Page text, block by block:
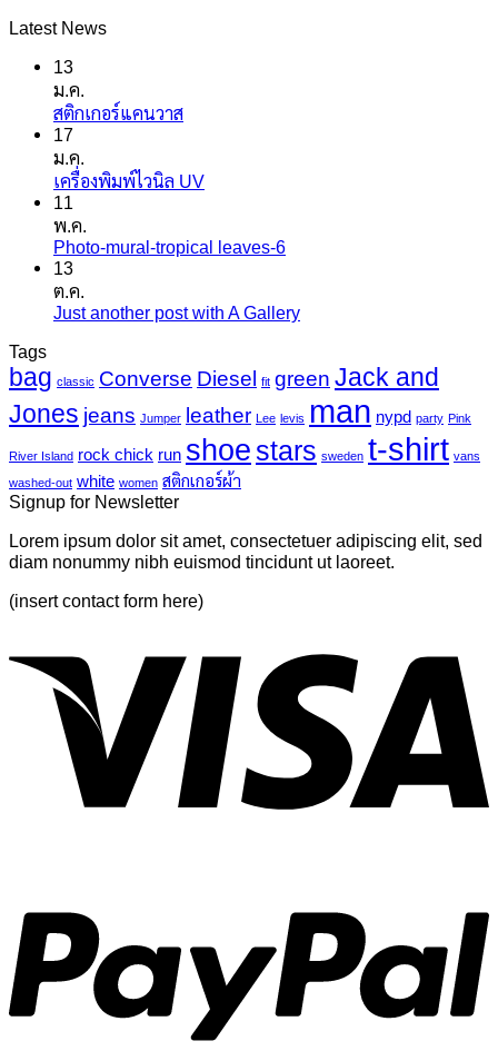
Latest News
13
ม.ค.
สติกเกอร์แคนวาสไม่มี
บน
เกอร์
17
ม.ค.
เครื่องพิมพ์ไวนิล UVไม่มี
บน
นิล
11
พ.ค.
Photo-mural-tropical leaves-6ไม่มี
บน
tropical
leaves-
6
13
ต.ค.
Just another post with A Galleryไม่มี
บน
Just
another
post
with
Tags
bag classic Converse Diesel fit green Jack and
Jones jeans Jumper leather Lee levis man nypd party Pink
River Island rock chick run shoe stars sweden t-shirt vans
washed-out white women สติกเกอร์ผ้า
Signup for Newsletter
Lorem ipsum dolor sit amet, consectetuer adipiscing elit, sed
diam nonummy nibh euismod tincidunt ut laoreet.
(insert contact form here)